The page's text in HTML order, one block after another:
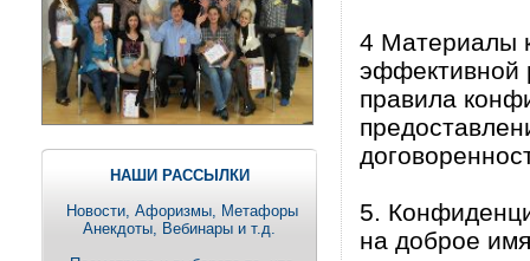
НАШИ РАССЫЛКИ
Новости, Aфоризмы, Метафоры
Анекдоты, Вебинары и т.д.
4 Материалы
эффективной
правила
5.
на доброе